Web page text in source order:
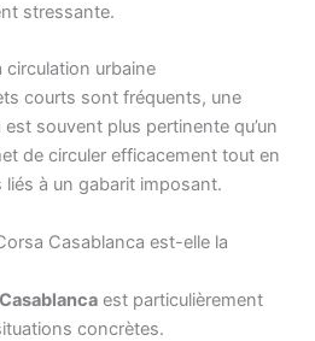
stressante.
circulation urbaine
courts sont fréquents, une
souvent plus pertinente qu’un
de circuler efficacement tout en
à un gabarit imposant.
Casablanca est-elle la
est particulièrement
concrètes.